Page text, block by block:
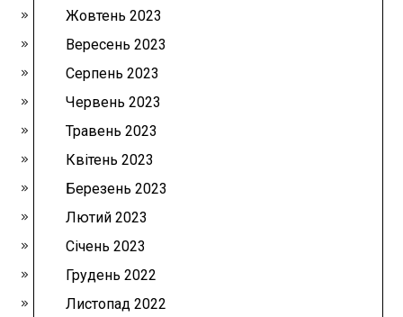
Жовтень 2023
Вересень 2023
Серпень 2023
Червень 2023
Травень 2023
Квітень 2023
Березень 2023
Лютий 2023
Січень 2023
Грудень 2022
Листопад 2022